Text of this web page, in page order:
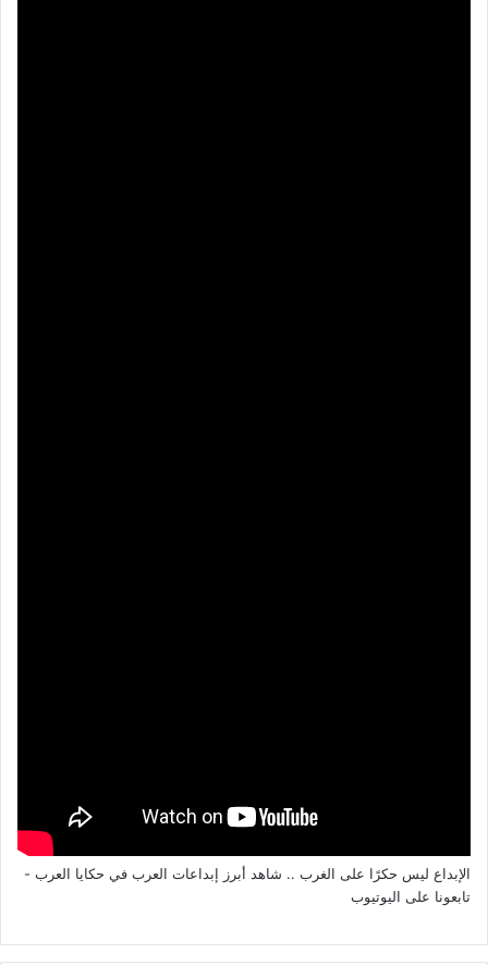
الإبداع ليس حكرًا على الغرب .. شاهد أبرز إبداعات العرب في حكايا العرب -
تابعونا على اليوتيوب